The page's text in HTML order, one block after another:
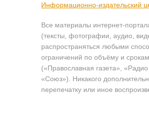
Информационно-издательский
Все материалы интернет-
(тексты, фотографии, аудио,
распространяться любыми
ограничений по объёму и
(«Православная газета»,
«Союз»). Никакого
перепечатку или иное